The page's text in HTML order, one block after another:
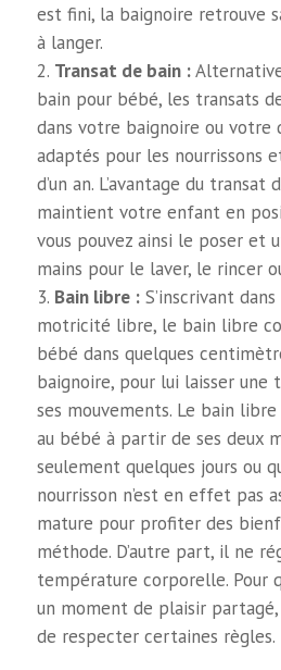
est fini, la baignoire retrouve
à langer.
Transat de bain :
bain pour bébé, les transats
dans votre baignoire ou votre
adaptés pour les nourrissons
d’un an. L’avantage du transat
maintient votre enfant en
vous pouvez ainsi le poser et
mains pour le laver, le rincer
Bain libre :S’inscrivant
motricité libre, le bain libre
bébé dans quelques
baignoire, pour lui laisser
ses mouvements. Le bain
au bébé à partir de ses deux
seulement quelques jours ou
nourrisson n’est en effet pas
mature pour profiter des
méthode. D’autre part, il ne
température corporelle. Pour
un moment de plaisir
de respecter certaines règles.